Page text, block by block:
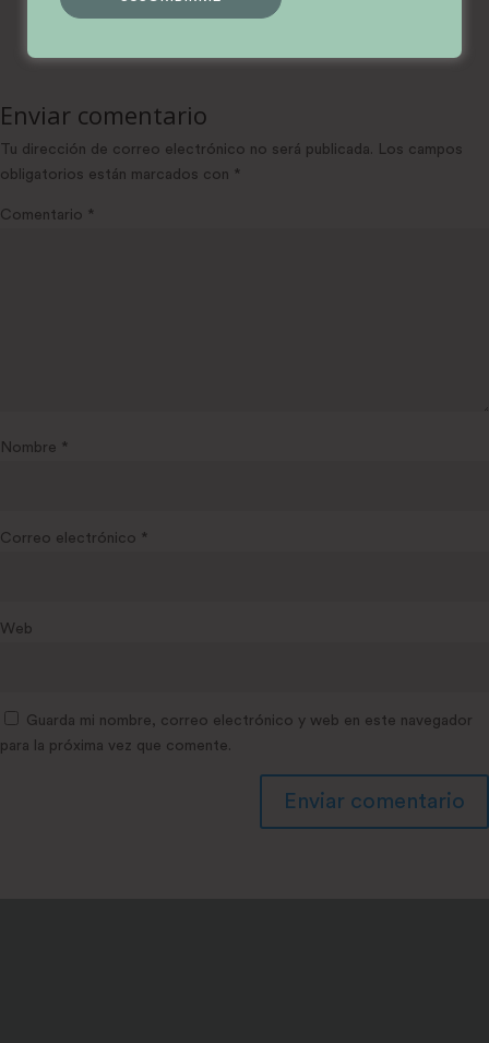
Enviar comentario
Tu dirección de correo electrónico no será publicada. Los campos
obligatorios están marcados con *
Comentario *
Nombre *
Correo electrónico *
Web
Guarda mi nombre, correo electrónico y web en este navegador
para la próxima vez que comente.